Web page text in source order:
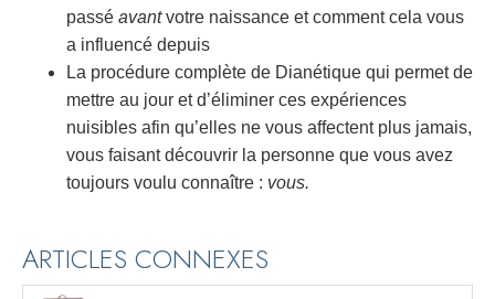
passé avantvotre naissance et comment cela vous
a influencé depuis
La procédure complète de Dianétique qui permet de
mettre au jour et d’éliminer ces expériences
nuisibles afin qu’elles ne vous affectent plus jamais,
vous faisant découvrir la personne que vous avez
toujours voulu connaître : vous.
ARTICLES CONNEXES